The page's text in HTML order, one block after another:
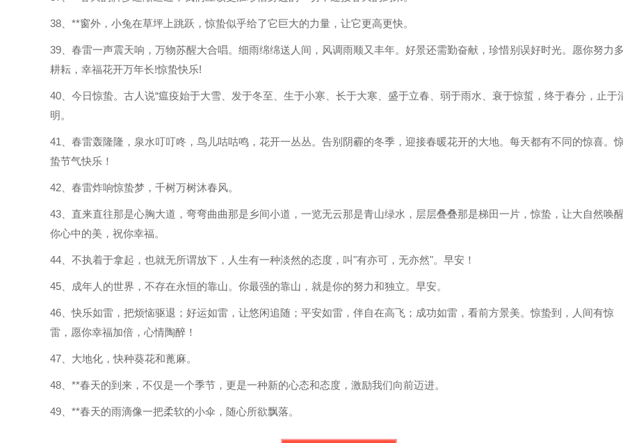
38、**窗外，小兔在草坪上跳跃，惊蛰似乎给了它巨大的力量，让它更高更快。
39、春雷一声震天响，万物苏醒大合唱。细雨绵绵送人间，风调雨顺又丰年。好景还需勤奋献，珍惜别误好时光。愿你努力多
耕耘，幸福花开万年长!惊蛰快乐!
40、今日惊蛰。古人说“瘟疫始于大雪、发于冬至、生于小寒、长于大寒、盛于立春、弱于雨水、衰于惊蜇，终于春分，止于
明。
41、春雷轰隆隆，泉水叮叮咚，鸟儿咕咕鸣，花开一丛丛。告别阴霾的冬季，迎接春暖花开的大地。每天都有不同的惊喜。
蛰节气快乐！
42、春雷炸响惊蛰梦，千树万树沐春风。
43、直来直往那是心胸大道，弯弯曲曲那是乡间小道，一览无云那是青山绿水，层层叠叠那是梯田一片，惊蛰，让大自然唤醒
你心中的美，祝你幸福。
44、不执着于拿起，也就无所谓放下，人生有一种淡然的态度，叫"有亦可，无亦然"。早安！
45、成年人的世界，不存在永恒的靠山。你最强的靠山，就是你的努力和独立。早安。
46、快乐如雷，把烦恼驱退；好运如雷，让悠闲追随；平安如雷，伴自在高飞；成功如雷，看前方景美。惊蛰到，人间有惊
雷，愿你幸福加倍，心情陶醉！
47、大地化，快种葵花和蓖麻。
48、**春天的到来，不仅是一个季节，更是一种新的心态和态度，激励我们向前迈进。
49、**春天的雨滴像一把柔软的小伞，随心所欲飘落。